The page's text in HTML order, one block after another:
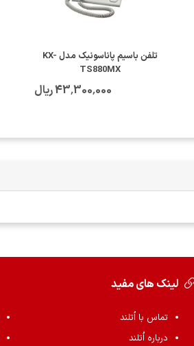
تلفن باسیم پاناسونیک مدل KX-
TS880MX
43٬300٬000 ریال
لینک های مفید
تماس با اُتلند
درباره اُتلند